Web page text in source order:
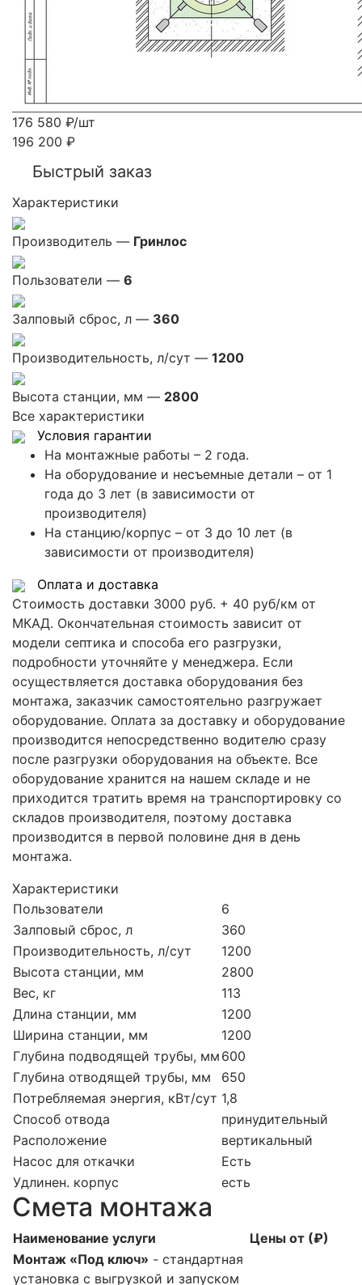
176 580 ₽/шт
196 200 ₽
Быстрый заказ
Характеристики
Производитель — Гринлос
Пользователи — 6
Залповый сброс, л — 360
Производительность, л/сут — 1200
Высота станции, мм — 2800
Все характеристики
Условия гарантии
На монтажные работы – 2 года.
На оборудование и несъемные детали – от 1
года до 3 лет (в зависимости от
производителя)
На станцию/корпус – от 3 до 10 лет (в
зависимости от производителя)
Оплата и доставка
Стоимость доставки 3000 руб. + 40 руб/км от
МКАД. Окончательная стоимость зависит от
модели септика и способа его разгрузки,
подробности уточняйте у менеджера. Если
осуществляется доставка оборудования без
монтажа, заказчик самостоятельно разгружает
оборудование. Оплата за доставку и оборудование
производится непосредственно водителю сразу
после разгрузки оборудования на объекте. Все
оборудование хранится на нашем складе и не
приходится тратить время на транспортировку со
складов производителя, поэтому доставка
производится в первой половине дня в день
монтажа.
Характеристики
Пользователи
6
Залповый сброс, л
360
Производительность, л/сут
1200
Высота станции, мм
2800
Вес, кг
113
Длина станции, мм
1200
Ширина станции, мм
1200
Глубина подводящей трубы, мм 600
Глубина отводящей трубы, мм
650
Потребляемая энергия, кВт/сут 1,8
Способ отвода
принудительный
Расположение
вертикальный
Насос для откачки
Есть
Удлинен. корпус
есть
Смета монтажа
Наименование услуги
Цены от (₽)
Монтаж «Под ключ» - стандартная
установка с выгрузкой и запуском